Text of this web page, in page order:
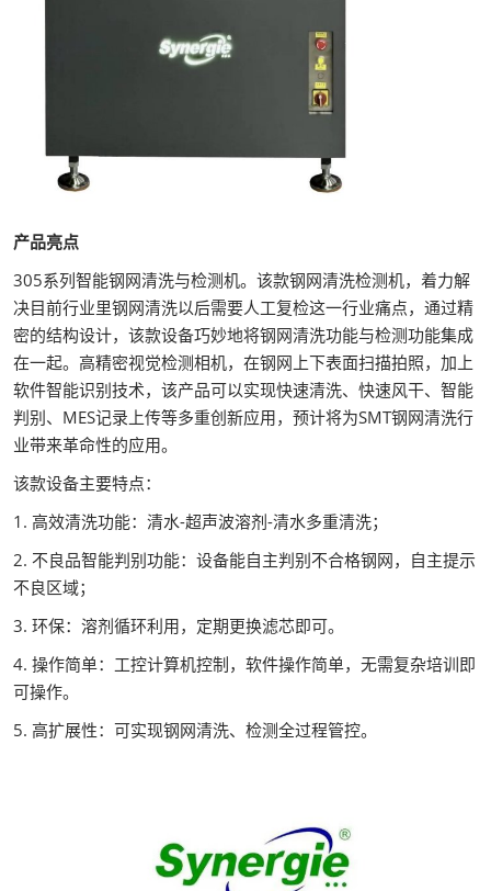
产品亮点
305系列智能钢网清洗与检测机。该款钢网清洗检测机，着力解
决目前行业里钢网清洗以后需要人工复检这一行业痛点，通过精
密的结构设计，该款设备巧妙地将钢网清洗功能与检测功能集成
在一起。高精密视觉检测相机，在钢网上下表面扫描拍照，加上
软件智能识别技术，该产品可以实现快速清洗、快速风干、智能
判别、MES记录上传等多重创新应用，预计将为SMT钢网清洗行
业带来革命性的应用。
该款设备主要特点：
1. 高效清洗功能：清水-超声波溶剂-清水多重清洗；
2. 不良品智能判别功能：设备能自主判别不合格钢网，自主提示
不良区域；
3. 环保：溶剂循环利用，定期更换滤芯即可。
4. 操作简单：工控计算机控制，软件操作简单，无需复杂培训即
可操作。
5. 高扩展性：可实现钢网清洗、检测全过程管控。